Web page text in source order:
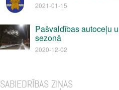
2021-01-15
Pašvaldības autoceļu
sezonā
2020-12-02
SABIEDRĪBAS ZIŅAS